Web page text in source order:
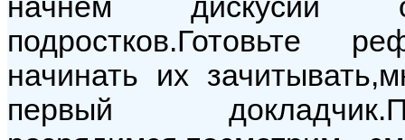
начнем дискусии
подростков.Готовьте
начинать их
первый